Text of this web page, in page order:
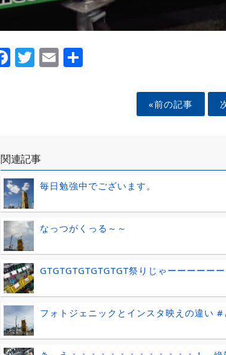
Facebook
Twitter
Email
«前の記事
関連記事
毎日勉強中でございます。
なっつがくっる～～
GTGTGTGTGTGTGT祭りじゃーーーーー
フォトジェニックとインスタ映えの違い #